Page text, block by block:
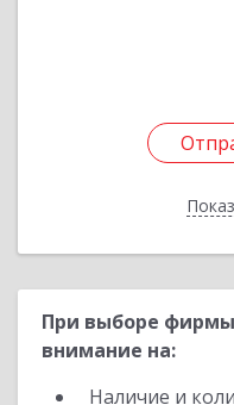
При выборе
внимание на:
Наличие и